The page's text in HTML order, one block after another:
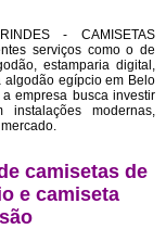
- CAMISETAS
serviços como o de
estamparia digital,
algodão egípcio em Belo
empresa busca investir
modernas,
camisetas de
e camiseta